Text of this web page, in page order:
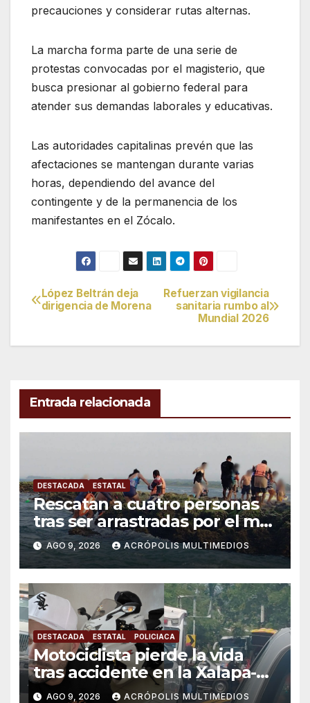
precauciones y considerar rutas alternas.
La marcha forma parte de una serie de
protestas convocadas por el magisterio, que
busca presionar al gobierno federal para
atender sus demandas laborales y educativas.
Las autoridades capitalinas prevén que las
afectaciones se mantengan durante varias
horas, dependiendo del avance del
contingente y de la permanencia de los
manifestantes en el Zócalo.
Navegación
Refuerzan vigilancia
sanitaria rumbo al
Mundial 2026
López Beltrán deja
dirigencia de Morena
Entrada relacionada
DESTACADA ESTATAL
Rescatan a cuatro personas
tras ser arrastradas por el mar
en Chachalacas
AGO 9, 2026 ACRÓPOLIS MULTIMEDIOS
DESTACADA ESTATAL POLICIACA
Motociclista pierde la vida
tras accidente en la Xalapa-
Veracruz
AGO 9, 2026 ACRÓPOLIS MULTIMEDIOS